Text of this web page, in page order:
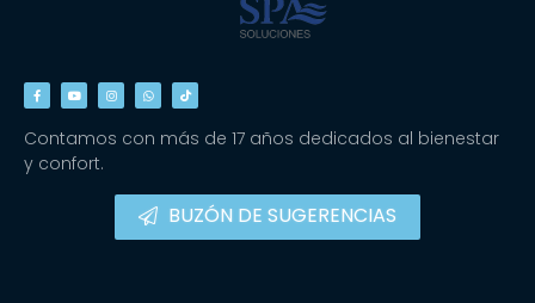
Contamos con más de 17 años dedicados al bienestar
y confort.
BUZÓN DE SUGERENCIAS